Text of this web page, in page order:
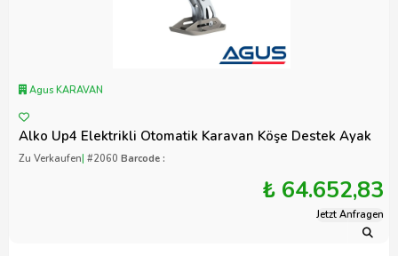
Agus KARAVAN
Alko Up4 Elektrikli Otomatik Karavan Köşe Destek Ayak
Zu Verkaufen| #2060 Barcode :
₺ 64.652,83
Jetzt Anfragen